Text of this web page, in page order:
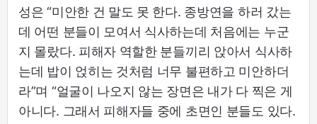
성은 “미안한 건 말도 못 한다. 종방연을 하러 갔는
데 어떤 분들이 모여서 식사하는데 처음에는 누군
지 몰랐다. 피해자 역할한 분들끼리 앉아서 식사하
는데 밥이 얹히는 것처럼 너무 불편하고 미안하더
라”며 “얼굴이 나오지 않는 장면은 내가 다 찍은 게
아니다. 그래서 피해자들 중에 초면인 분들도 있다.